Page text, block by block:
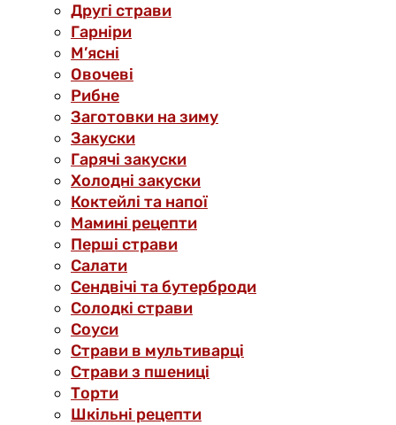
Другі страви
Гарніри
М’ясні
Овочеві
Рибне
Заготовки на зиму
Закуски
Гарячі закуски
Холодні закуски
Коктейлі та напої
Мамині рецепти
Перші страви
Салати
Сендвічі та бутерброди
Солодкі страви
Соуси
Страви в мультиварці
Страви з пшениці
Торти
Шкільні рецепти